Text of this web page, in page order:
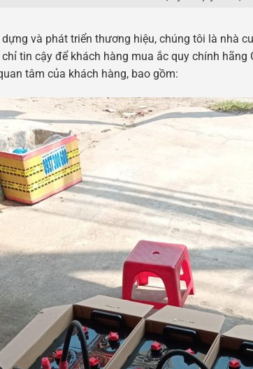
và phát triển thương hiệu, chúng tôi là nhà
tin cậy để khách hàng mua ắc quy chính
tâm của khách hàng, bao gồm: